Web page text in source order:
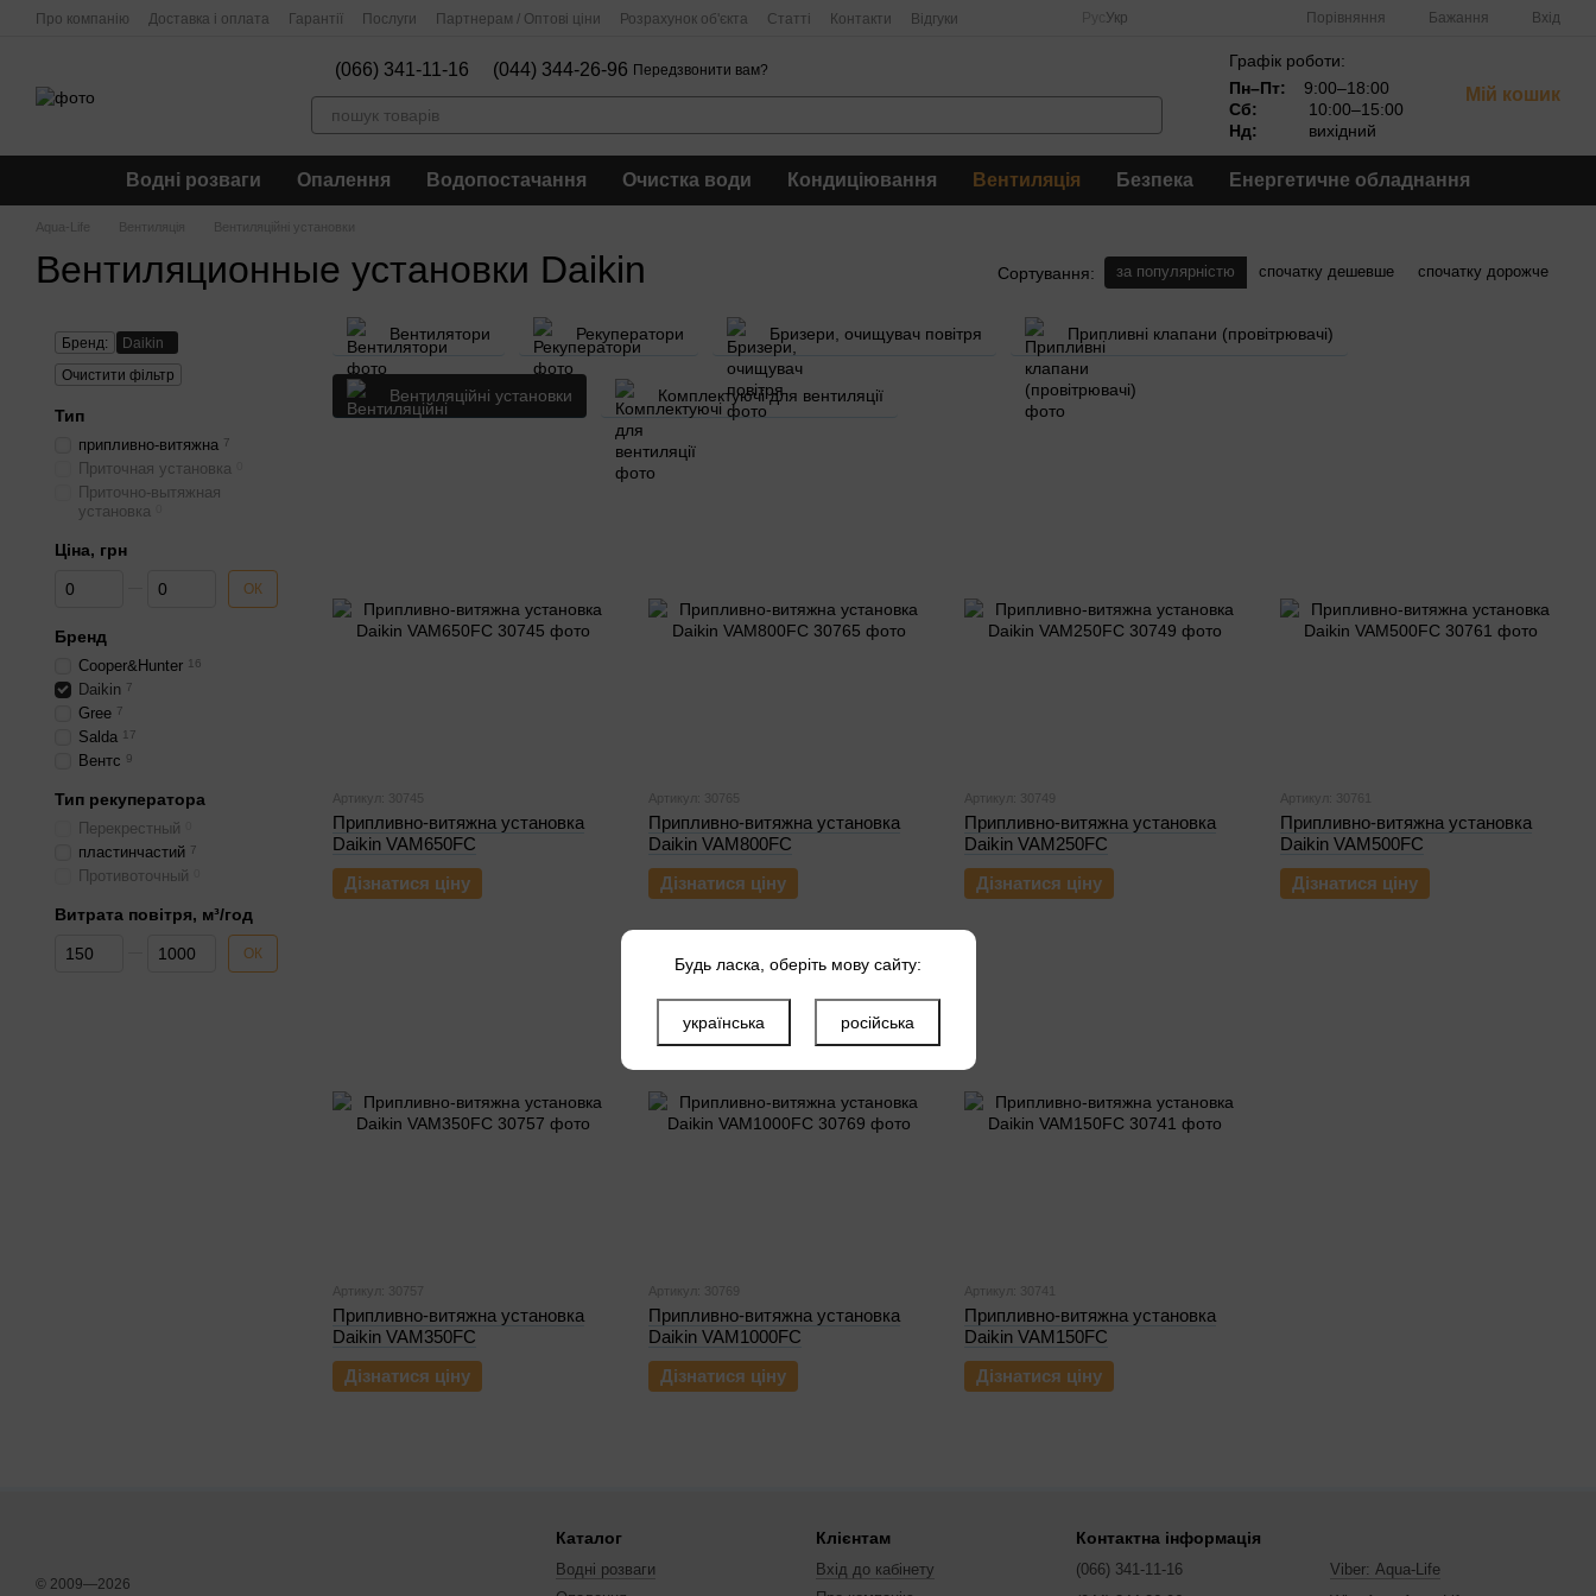
Перейти до основного контенту
Про компанію Доставка і оплата Гарантії Послуги Партнерам / Оптові ціни Розрахунок об'єкта Статті Контакти Відгуки Укр Порівняння Бажання Вхід
(066) 341-11-16 (044) 344-26-96 Передзвонити вам?
Графік роботи:
Пн–Пт:
9:00–18:00
Сб:
10:00–15:00
Нд:
вихідний
Мій кошик
Водні розваги Опалення Водопостачання Очистка води Кондиціювання Вентиляція Безпека Енергетичне обладнання
Aqua-Life Вентиляція Вентиляційні установки
Вентиляционные установки Daikin Сортування: за популярністю спочатку дешевше спочатку дорожче
Вентилятори Рекуператори Бризери, очищувач повітря Припливні клапани (провітрювачі)
Вентиляційні установки Комплектуючі для вентиляції
Артикул: 30745
Припливно-витяжна установка
Daikin VAM650FC
Дізнатися ціну
Артикул: 30765
Припливно-витяжна установка
Daikin VAM800FC
Дізнатися ціну
Артикул: 30749
Припливно-витяжна установка
Daikin VAM250FC
Дізнатися ціну
Артикул: 30761
Припливно-витяжна установка
Daikin VAM500FC
Дізнатися ціну
Артикул: 30757
Припливно-витяжна установка
Daikin VAM350FC
Дізнатися ціну
Артикул: 30769
Припливно-витяжна установка
Daikin VAM1000FC
Дізнатися ціну
Артикул: 30741
Припливно-витяжна установка
Daikin VAM150FC
Дізнатися ціну
Бренд:
Daikin
Очистити фільтр
Тип
припливно-витяжна 7
Приточная установка
Приточно-вытяжная
установка
Ціна, грн
Від Ціна, грн
До Ціна, грн ОК
Бренд
Cooper&Hunter 16
Daikin 7
Gree 7
Salda 17
Вентс 9
Тип рекуператора
Перекрестный
пластинчастий 7
Противоточный
Витрата повітря, м³/год
Від Витрата повітря, м³/год
До Витрата повітря, м³/год
ОК
© 2009—2026
Каталог
Водні розваги
Клієнтам
Вхід до кабінету
Контактна інформація
(066) 341-11-16
Viber: Aqua-Life
Будь ласка, оберіть мову сайту:
українська російська